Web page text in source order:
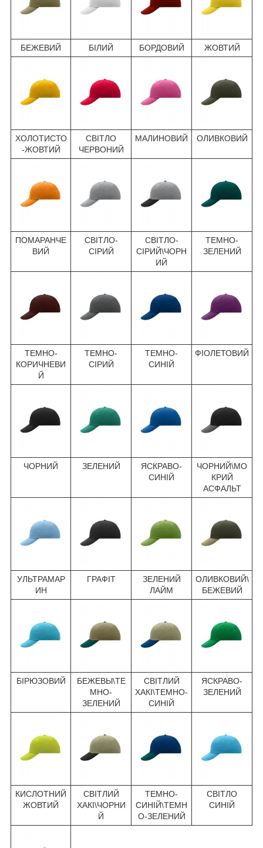
БЕЖЕВИЙ БІЛИЙ БОРДОВИЙ ЖОВТИЙ
ХОЛОТИСТО
-ЖОВТИЙ
СВІТЛО
ЧЕРВОНИЙ
МАЛИНОВИЙ ОЛИВКОВИЙ
ПОМАРАНЧЕ
ВИЙ
СВІТЛО-
СІРИЙ
СВІТЛО-
СІРИЙ\ЧОРН
ИЙ
ТЕМНО-
ЗЕЛЕНИЙ
ТЕМНО-
КОРИЧНЕВИ
Й
ТЕМНО-
СІРИЙ
ТЕМНО-
СИНІЙ
ФІОЛЕТОВИЙ
ЧОРНИЙ ЗЕЛЕНИЙ
ЯСКРАВО-
СИНІЙ
ЧОРНИЙ\МО
КРИЙ
АСФАЛЬТ
УЛЬТРАМАР
ИН
ГРАФІТ
ЗЕЛЕНИЙ
ЛАЙМ
ОЛИВКОВИЙ\
БЕЖЕВИЙ
БІРЮЗОВИЙ
БЕЖЕВЫ\ТЕ
МНО-
ЗЕЛЕНИЙ
СВІТЛИЙ
ХАКІ\ТЕМНО-
СИНІЙ
ЯСКРАВО-
ЗЕЛЕНИЙ
КИСЛОТНИЙ
ЖОВТИЙ
СВІТЛИЙ
ХАКІ\ЧОРНИ
Й
ТЕМНО-
СИНІЙ\ТЕМН
О-ЗЕЛЕНИЙ
СВІТЛО
СИНІЙ